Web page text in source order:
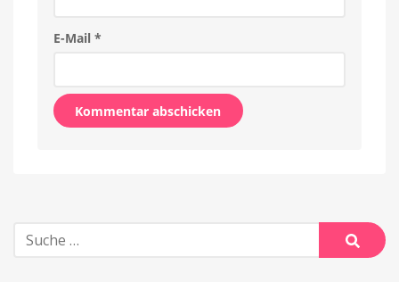
E-Mail *
Suche
nach:
Suche